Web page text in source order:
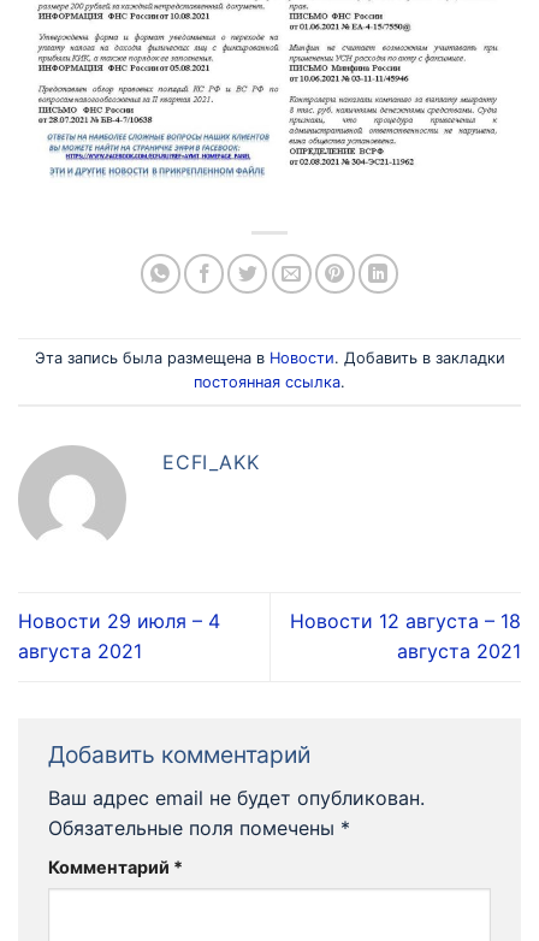
Эта запись была размещена в Новости. Добавить в закладки
постоянная ссылка.
ECFI_AKK
Новости 29 июля – 4
августа 2021
Новости 12 августа – 18
августа 2021
Добавить комментарий
Ваш адрес email не будет опубликован.
Обязательные поля помечены *
Комментарий *